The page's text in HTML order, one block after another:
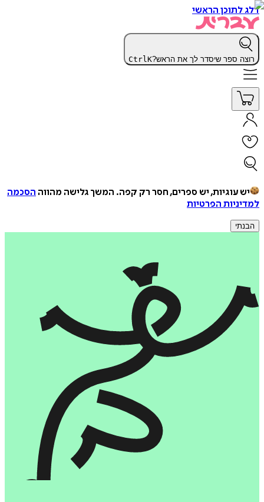
דלג לתוכן הראשי
רוצה ספר שיסדר לך את הראש? CtrlK
יש עוגיות, יש ספרים, חסר רק קפה. המשך גלישה מהווה הסכמה
למדיניות הפרטיות
הבנתי